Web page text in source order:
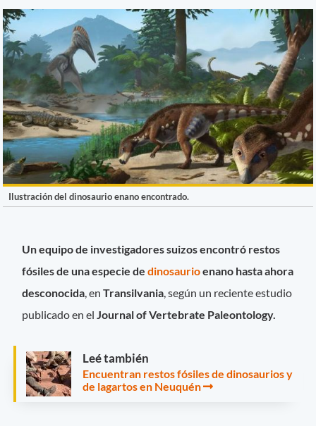
Ilustración del dinosaurio enano encontrado.
Un equipo de investigadores suizos encontró restos
fósiles de una especie dedinosaurioenano hasta ahora
desconocida , enTransilvania , según un reciente estudio
publicado en el Journal of Vertebrate Paleontology.
Leé también
Encuentran restos fósiles de dinosaurios y
de lagartos en Neuquén